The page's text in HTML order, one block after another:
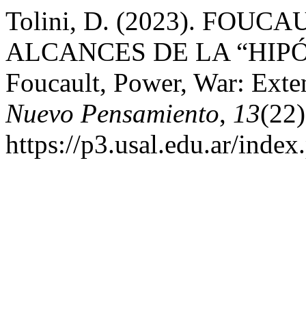
Tolini, D. (2023).
ALCANCES DE LA
Foucault, Power, War:
Nuevo Pensamiento, 13
https://p3.usal.edu.ar/